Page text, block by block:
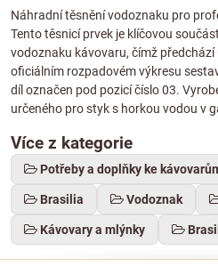
Náhradní těsnění vodoznaku pro
Tento těsnicí prvek je klíčovou
vodoznaku kávovaru, čímž
oficiálním rozpadovém výkresu
díl označen pod pozicí číslo 03.
určeného pro styk s horkou vodou v
Více z kategorie
Potřeby a doplňky ke
Brasilia Vodoznak
Kávovary a mlýnky